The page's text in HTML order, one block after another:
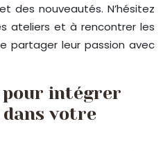
des nouveautés. N’hésitez
ateliers et à rencontrer les
partager leur passion avec
pour intégrer
votre